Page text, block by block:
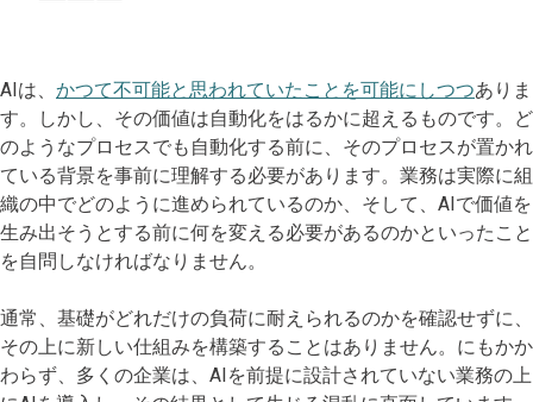
AIは、 かつて不可能と思われていたことを可能にしつつありま
す。しかし、その価値は自動化をはるかに超えるものです。ど
のようなプロセスでも自動化する前に、そのプロセスが置かれ
ている背景を事前に理解する必要があります。業務は実際に組
織の中でどのように進められているのか、そして、AIで価値を
生み出そうとする前に何を変える必要があるのかといったこと
を自問しなければなりません。
通常、基礎がどれだけの負荷に耐えられるのかを確認せずに、
その上に新しい仕組みを構築することはありません。にもかか
わらず、多くの企業は、AIを前提に設計されていない業務の上